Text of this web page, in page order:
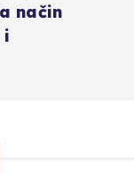
način
i